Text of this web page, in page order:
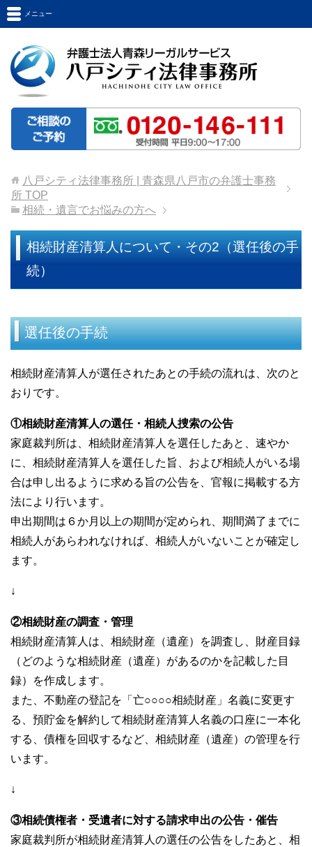
メニュー
八戸シティ法律事務所 | 青森県八戸市の弁護士事務
所 TOP
相続・遺言でお悩みの方へ
相続財産清算人について・その2（選任後の手
続）
選任後の手続
相続財産清算人が選任されたあとの手続の流れは、次のと
おりです。
①相続財産清算人の選任・相続人捜索の公告
家庭裁判所は、相続財産清算人を選任したあと、速やか
に、相続財産清算人を選任した旨、および相続人がいる場
合は申し出るように求める旨の公告を、官報に掲載する方
法により行います。
申出期間は６か月以上の期間が定められ、期間満了までに
相続人があらわれなければ、相続人がいないことが確定し
ます。
↓
②相続財産の調査・管理
相続財産清算人は、相続財産（遺産）を調査し、財産目録
（どのような相続財産（遺産）があるのかを記載した目
録）を作成します。
また、不動産の登記を「亡○○○○相続財産」名義に変更す
る、預貯金を解約して相続財産清算人名義の口座に一本化
する、債権を回収するなど、相続財産（遺産）の管理を行
います。
↓
③相続債権者・受遺者に対する請求申出の公告・催告
家庭裁判所が相続財産清算人の選任の公告をしたあと、相